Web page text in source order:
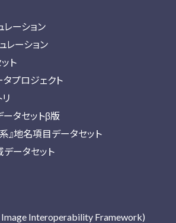
ーション
レーション
ト
プロジェクト
タセットβ版
』地名項目データセット
ータセット
Interoperability Framework)